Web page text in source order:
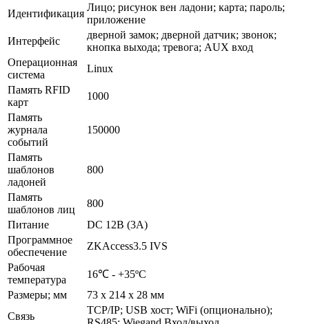
Идентификация
Лицо; рисунок вен ладони; карта; пароль;
приложение
Интерфейс
дверной замок; дверной датчик; звонок;
кнопка выхода; тревога; AUX вход
Операционная
система
Linux
Память RFID
карт
1000
Память
журнала
событий
150000
Память
шаблонов
ладоней
800
Память
шаблонов лиц
800
Питание
DC 12В (3A)
Программное
обеспечение
ZKAccess3.5 IVS
Рабочая
температура
16℃ - +35ºC
Размеры; мм
73 х 214 х 28 мм
Связь
TCP/IP; USB хост; WiFi (опционально);